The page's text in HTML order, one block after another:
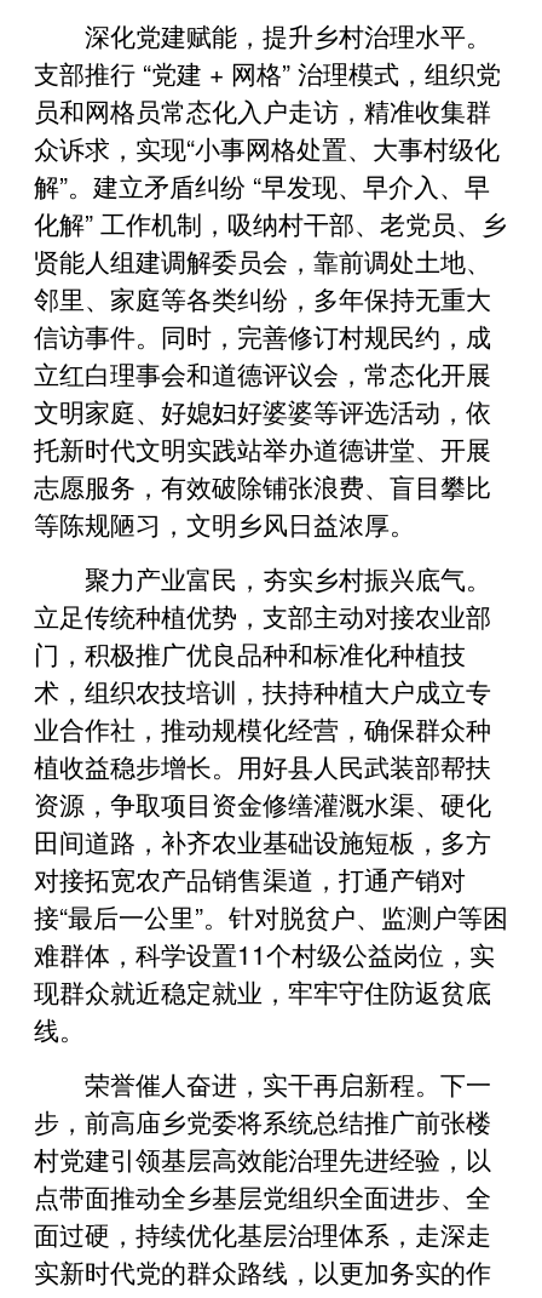
深化党建赋能，提升乡村治理水平。
支部推行 “党建 + 网格” 治理模式，组织党
员和网格员常态化入户走访，精准收集群
众诉求，实现“小事网格处置、大事村级化
解”。建立矛盾纠纷 “早发现、早介入、早
化解” 工作机制，吸纳村干部、老党员、乡
贤能人组建调解委员会，靠前调处土地、
邻里、家庭等各类纠纷，多年保持无重大
信访事件。同时，完善修订村规民约，成
立红白理事会和道德评议会，常态化开展
文明家庭、好媳妇好婆婆等评选活动，依
托新时代文明实践站举办道德讲堂、开展
志愿服务，有效破除铺张浪费、盲目攀比
等陈规陋习，文明乡风日益浓厚。
聚力产业富民，夯实乡村振兴底气。
立足传统种植优势，支部主动对接农业部
门，积极推广优良品种和标准化种植技
术，组织农技培训，扶持种植大户成立专
业合作社，推动规模化经营，确保群众种
植收益稳步增长。用好县人民武装部帮扶
资源，争取项目资金修缮灌溉水渠、硬化
田间道路，补齐农业基础设施短板，多方
对接拓宽农产品销售渠道，打通产销对
接“最后一公里”。针对脱贫户、监测户等困
难群体，科学设置11个村级公益岗位，实
现群众就近稳定就业，牢牢守住防返贫底
线。
荣誉催人奋进，实干再启新程。下一
步，前高庙乡党委将系统总结推广前张楼
村党建引领基层高效能治理先进经验，以
点带面推动全乡基层党组织全面进步、全
面过硬，持续优化基层治理体系，走深走
实新时代党的群众路线，以更加务实的作